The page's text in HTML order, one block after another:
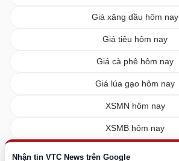
Nhận tin VTC News trên Google
Giá xăng dầu hôm nay
Giá tiêu hôm nay
Giá cà phê hôm nay
Giá lúa gạo hôm nay
XSMN hôm nay
XSMB hôm nay